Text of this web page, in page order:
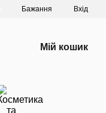
Бажання Вхід
Мій кошик